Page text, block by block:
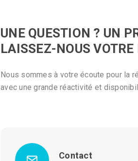
UNE QUESTION ? UN
LAISSEZ-NOUS VOTRE
Nous sommes à votre écoute pour la
avec une grande réactivité et
Contact